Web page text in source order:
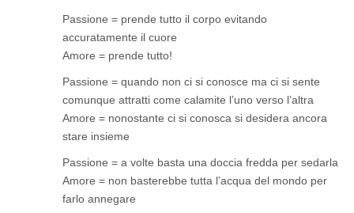
Passione = prende tutto il corpo evitando
accuratamente il cuore
Amore = prende tutto!
Passione = quando non ci si conosce ma ci si sente
comunque attratti come calamite l’uno verso l’altra
Amore = nonostante ci si conosca si desidera ancora
stare insieme
Passione = a volte basta una doccia fredda per sedarla
Amore = non basterebbe tutta l’acqua del mondo per
farlo annegare